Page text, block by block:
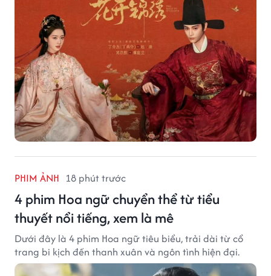
PHIM ẢNH 18 phút trước
4 phim Hoa ngữ chuyển thể từ tiểu
thuyết nổi tiếng, xem là mê
Dưới đây là 4 phim Hoa ngữ tiêu biểu, trải dài từ cổ
trang bi kịch đến thanh xuân và ngôn tình hiện đại.